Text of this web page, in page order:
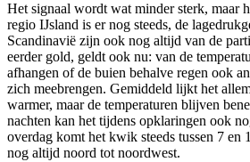
Het signaal wordt wat minder sterk, maar
regio IJsland is er nog steeds, de
Scandinavië zijn ook nog altijd van de
eerder gold, geldt ook nu: van de
afhangen of de buien behalve regen ook
zich meebrengen. Gemiddeld lijkt het
warmer, maar de temperaturen blijven
nachten kan het tijdens opklaringen ook
overdag komt het kwik steeds tussen 7 en
nog altijd noord tot noordwest.